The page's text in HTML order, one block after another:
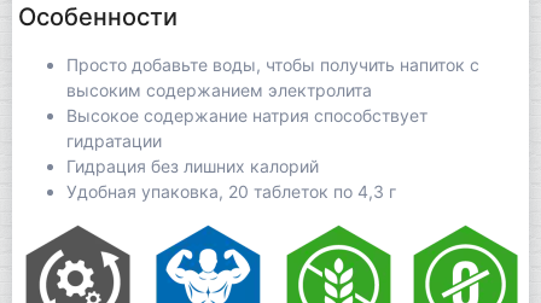
Особенности
Просто добавьте воды, чтобы получить напиток с
высоким содержанием электролита
Высокое содержание натрия способствует
гидратации
Гидрация без лишних калорий
Удобная упаковка, 20 таблеток по 4,3 г